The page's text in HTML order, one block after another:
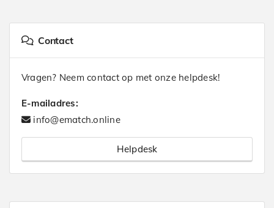
Contact
Vragen? Neem contact op met onze helpdesk!
E-mailadres:
info@ematch.online
Helpdesk